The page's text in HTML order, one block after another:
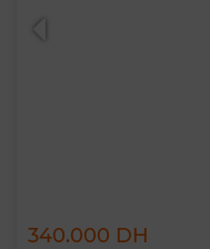
340.000 DH